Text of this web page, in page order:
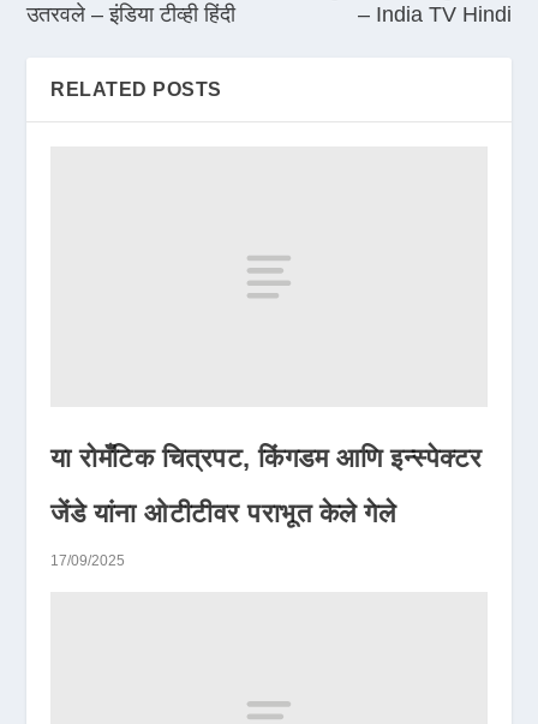
उतरवले – इंडिया टीव्ही हिंदी
– India TV Hindi
RELATED POSTS
या रोमँटिक चित्रपट, किंगडम आणि इन्स्पेक्टर
जेंडे यांना ओटीटीवर पराभूत केले गेले
17/09/2025